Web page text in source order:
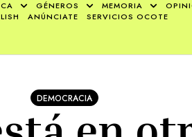
GÉNEROS MEMORIA
ANÚNCIATE SERVICIOS OCOTE
DEMOCRACIA